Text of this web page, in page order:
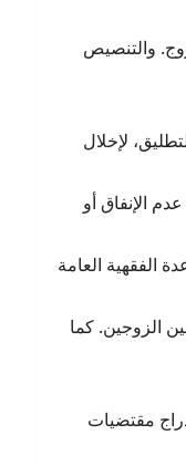
والتنصيص
لإخلال
الإنفاق أو
الفقهية العامة
الزوجين. كما
مقتضيات